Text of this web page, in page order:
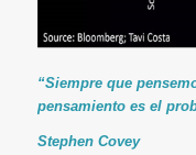
“Siempre que
pensamiento es el
Stephen Covey